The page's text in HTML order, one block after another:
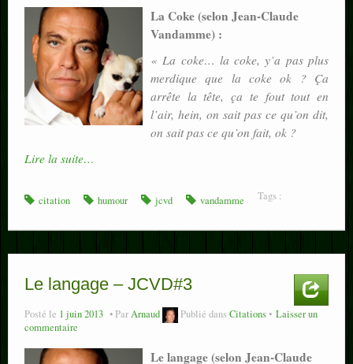
La Coke (selon Jean-Claude
Vandamme) :
« La coke… la coke, y’a pas plus
merdique que la coke ok ? Ça
arrête la tête, ça te fout tout en
l’air, hein, on sait pas ce qu’on dit,
on sait pas ce qu’on fait, ok ?
Lire la suite…
Tags :
citation humour jcvd vandamme
Le langage – JCVD#3
Posté le 1 juin 2013 ParArnaud Publié dansCitations
Laisser un
commentaire
Le langage (selon Jean-Claude